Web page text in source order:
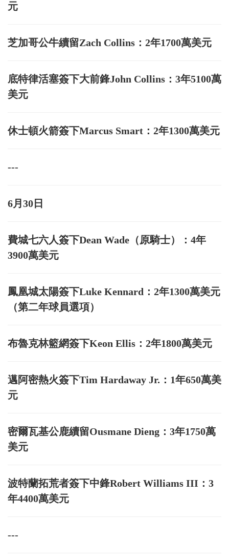
元
芝加哥公牛續留Zach Collins：2年1700萬美元
底特律活塞簽下大前鋒John Collins：3年5100萬
美元
休士頓火箭簽下Marcus Smart：2年1300萬美元
---
6月30日
費城七六人簽下Dean Wade（原騎士）：4年
3900萬美元
鳳凰城太陽簽下Luke Kennard：2年1300萬美元
（第二年球員選項）
布魯克林籃網簽下Keon Ellis：2年1800萬美元
邁阿密熱火簽下Tim Hardaway Jr.：1年650萬美
元
密爾瓦基公鹿續留Ousmane Dieng：3年1750萬
美元
波特蘭拓荒者簽下中鋒Robert Williams III：3
年4400萬美元
---